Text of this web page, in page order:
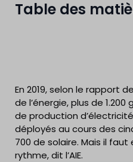
Table des
En 2019, selon le rapport
de l’énergie, plus de
de production
déployés au cours des
700 de solaire. Mais il
rythme, dit l’AIE.